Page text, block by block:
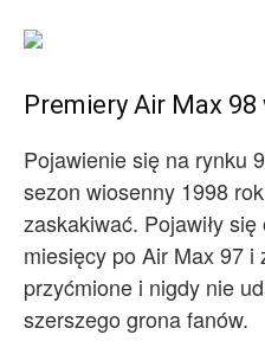
Premiery Air Max
Pojawienie się na rynku
sezon wiosenny 1998
zaskakiwać. Pojawiły
miesięcy po Air Max 97 i
przyćmione i nigdy nie
szerszego grona fanów.